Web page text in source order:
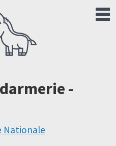
-
Nationale